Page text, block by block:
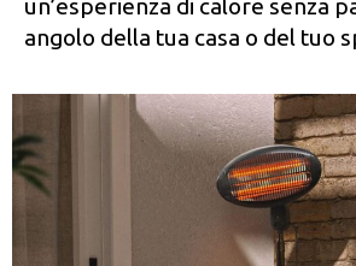
un’esperienza di calore senza
angolo della tua casa o del tuo